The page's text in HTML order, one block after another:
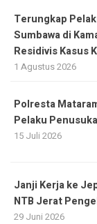
Terungkap
Sumbawa di
Residivis Kasus
1 Agustus 2026
Polresta
Pelaku
15 Juli 2026
Janji Kerja ke
NTB Jerat
29 Juni 2026